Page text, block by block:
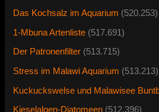
Das Kochsalz im Aquarium (520.253)
1-Mbuna Artenliste (517.691)
Der Patronenfilter (513.715)
Stress im Malawi Aquarium (513.213)
Kuckuckswelse und Malawisee
Kieselalgen-Diatomeen (512.396)